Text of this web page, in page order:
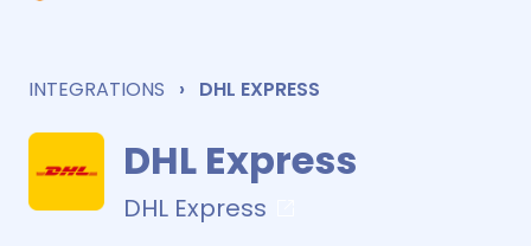
INTEGRATIONS DHL EXPRESS
DHL Express
DHL Express